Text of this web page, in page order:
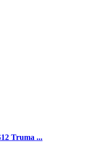
Truma ...